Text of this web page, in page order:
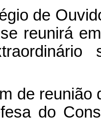
de
reunirá
de reunião
do